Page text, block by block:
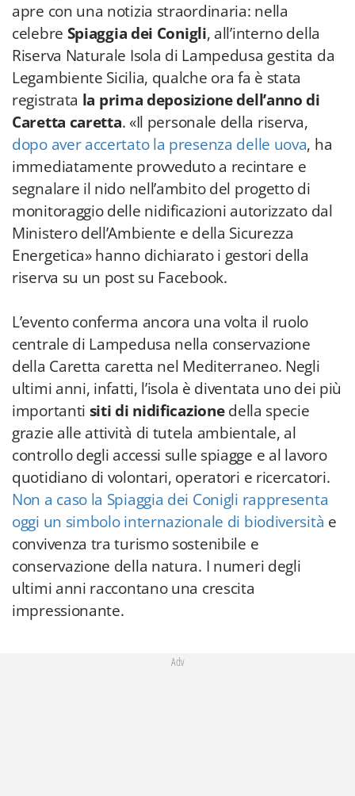
apre con una notizia straordinaria: nella
celebre Spiaggia dei Conigli, all’interno della
Riserva Naturale Isola di Lampedusa gestita da
Legambiente Sicilia, qualche ora fa è stata
registrata la prima deposizione dell’anno di
Caretta caretta. «Il personale della riserva,
dopo aver accertato la presenza delle uova, ha
immediatamente provveduto a recintare e
segnalare il nido nell’ambito del progetto di
monitoraggio delle nidificazioni autorizzato dal
Ministero dell’Ambiente e della Sicurezza
Energetica» hanno dichiarato i gestori della
riserva su un post su Facebook.
L’evento conferma ancora una volta il ruolo
centrale di Lampedusa nella conservazione
della Caretta caretta nel Mediterraneo. Negli
ultimi anni, infatti, l’isola è diventata uno dei più
importanti siti di nidificazionedella specie
grazie alle attività di tutela ambientale, al
controllo degli accessi sulle spiagge e al lavoro
quotidiano di volontari, operatori e ricercatori.
Non a caso la Spiaggia dei Conigli rappresenta
oggi un simbolo internazionale di biodiversità e
convivenza tra turismo sostenibile e
conservazione della natura. I numeri degli
ultimi anni raccontano una crescita
impressionante.
Adv